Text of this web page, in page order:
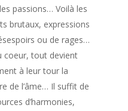
passions… Voilà les
brutaux, expressions
ou de rages…
coeur, tout devient
à leur tour la
de l’âme… Il suffit de
d’harmonies,